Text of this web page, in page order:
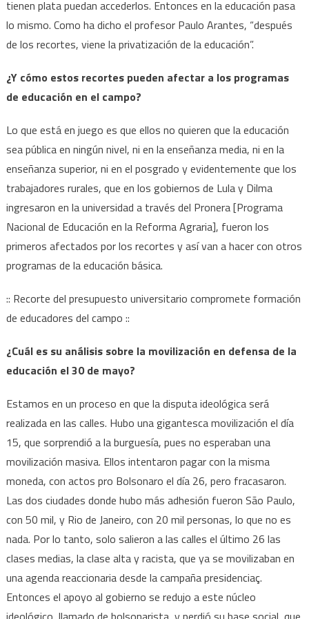
tienen plata puedan accederlos. Entonces en la educación pasa
lo mismo. Como ha dicho el profesor Paulo Arantes, “después
de los recortes, viene la privatización de la educación”.
¿Y cómo estos recortes pueden afectar a los programas
de educación en el campo?
Lo que está en juego es que ellos no quieren que la educación
sea pública en ningún nivel, ni en la enseñanza media, ni en la
enseñanza superior, ni en el posgrado y evidentemente que los
trabajadores rurales, que en los gobiernos de Lula y Dilma
ingresaron en la universidad a través del Pronera [Programa
Nacional de Educación en la Reforma Agraria], fueron los
primeros afectados por los recortes y así van a hacer con otros
programas de la educación básica.
:: Recorte del presupuesto universitario compromete formación
de educadores del campo ::
¿Cuál es su análisis sobre la movilización en defensa de la
educación el 30 de mayo?
Estamos en un proceso en que la disputa ideológica será
realizada en las calles. Hubo una gigantesca movilización el día
15, que sorprendió a la burguesía, pues no esperaban una
movilización masiva. Ellos intentaron pagar con la misma
moneda, con actos pro Bolsonaro el día 26, pero fracasaron.
Las dos ciudades donde hubo más adhesión fueron São Paulo,
con 50 mil, y Rio de Janeiro, con 20 mil personas, lo que no es
nada. Por lo tanto, solo salieron a las calles el último 26 las
clases medias, la clase alta y racista, que ya se movilizaban en
una agenda reaccionaria desde la campaña presidenciaç.
Entonces el apoyo al gobierno se redujo a este núcleo